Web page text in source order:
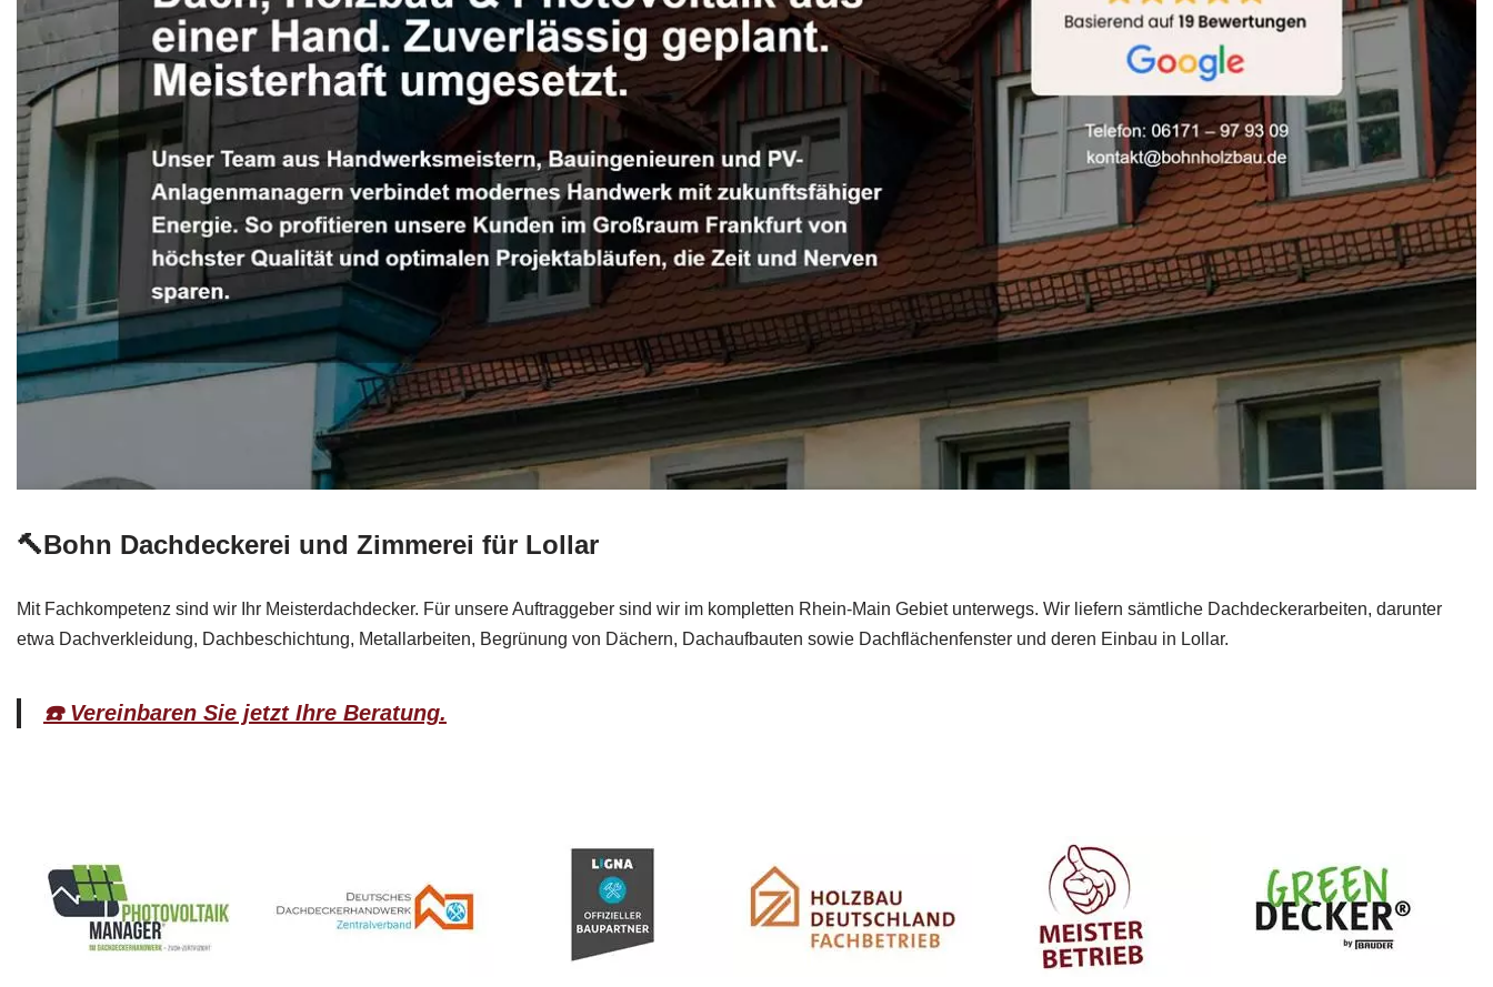
🔨Bohn Dachdeckerei und Zimmerei für Lollar
Mit Fachkompetenz sind wir Ihr Meisterdachdecker. Für unsere Auftraggeber sind wir im kompletten Rhein-Main Gebiet unterwegs. Wir liefern sämtliche Dachdeckerarbeiten, darunter
etwa Dachverkleidung, Dachbeschichtung, Metallarbeiten, Begrünung von Dächern, Dachaufbauten sowie Dachflächenfenster und deren Einbau in Lollar.
☎️ Vereinbaren Sie jetzt Ihre Beratung.